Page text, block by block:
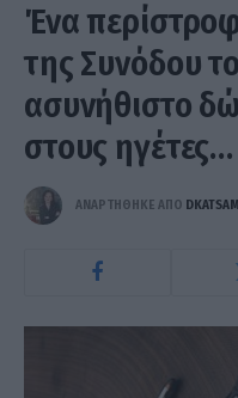
Ένα
της Συνόδου
ασυνήθιστο
στους ηγέτες…
ΑΝΑΡΤΗΘΗΚΕ ΑΠΟ